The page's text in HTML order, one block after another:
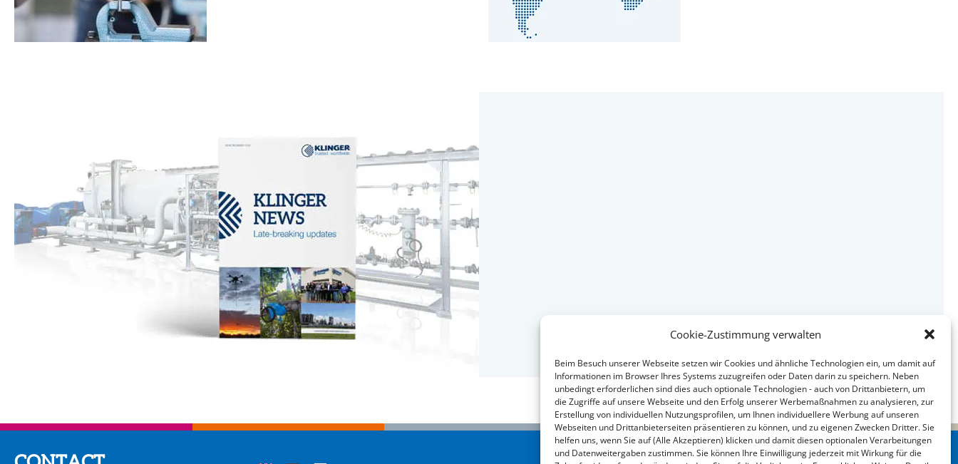
Cookie-Zustimmung verwalten
Beim Besuch unserer Webseite setzen wir Cookies und ähnliche Technologien ein, um damit auf
Informationen im Browser Ihres Systems zuzugreifen oder Daten darin zu speichern. Neben
unbedingt erforderlichen sind dies auch optionale Technologien - auch von Drittanbietern, um
die Zugriffe auf unsere Webseite und den Erfolg unserer Werbemaßnahmen zu analysieren, zur
Erstellung von individuellen Nutzungsprofilen, um Ihnen individuellere Werbung auf unseren
Webseiten und Drittanbieterseiten präsentieren zu können, und zu eigenen Zwecken Dritter. Sie
helfen uns, wenn Sie auf (Alle Akzeptieren) klicken und damit diesen optionalen Verarbeitungen
und Datenweitergaben zustimmen. Sie können Ihre Einwilligung jederzeit mit Wirkung für die